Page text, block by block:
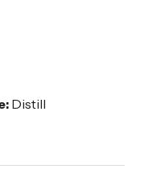
Distill